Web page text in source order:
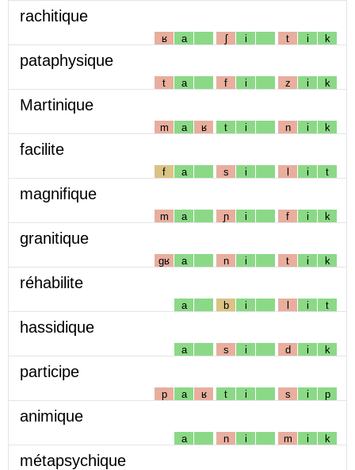
rachitique
ʁ a ʃ i t i k
pataphysique
t a f i z i k
Martinique
m a ʁ t i n i k
facilite
f a s i l i t
magnifique
m a ɲ i f i k
granitique
gʁ a n i t i k
réhabilite
a b i l i t
hassidique
a s i d i k
participe
p a ʁ t i s i p
animique
a n i m i k
métapsychique